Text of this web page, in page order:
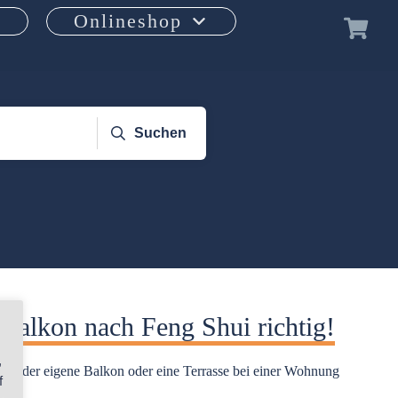
Onlineshop
Suchen
nach Feng Shui richtig!
der eigene Balkon oder eine Terrasse bei einer Wohnung